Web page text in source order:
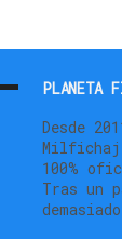
PLANETA
Desde
100%
Tras un